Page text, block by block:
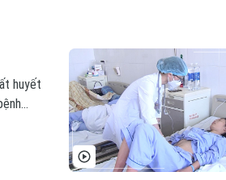
huyết